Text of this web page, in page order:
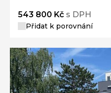
543 800 Kč s DPH
Přidat k porovnání